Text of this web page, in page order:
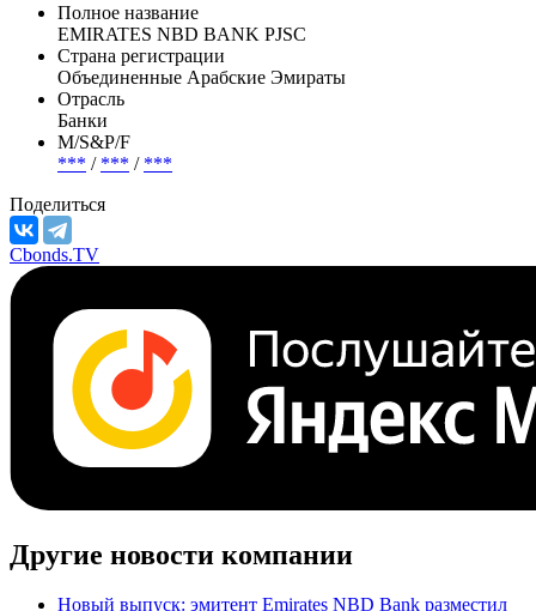
Полное название
EMIRATES NBD BANK PJSC
Страна регистрации
Объединенные Арабские Эмираты
Отрасль
Банки
М/S&P/F
*** / *** / ***
Поделиться
Cbonds.TV
Другие новости компании
Новый выпуск: эмитент Emirates NBD Bank разместил